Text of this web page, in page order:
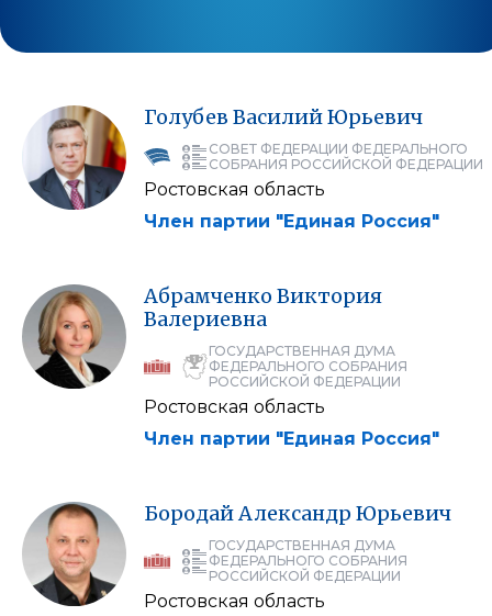
Голубев ВасилийЮрьевич
СОВЕТ ФЕДЕРАЦИИ ФЕДЕРАЛЬНОГО
СОБРАНИЯ РОССИЙСКОЙ ФЕДЕРАЦИИ
Ростовская область
Член партии "Единая Россия"
Абрамченко Виктория
Валериевна
ГОСУДАРСТВЕННАЯ ДУМА
ФЕДЕРАЛЬНОГО СОБРАНИЯ
РОССИЙСКОЙ ФЕДЕРАЦИИ
Ростовская область
Член партии "Единая Россия"
Бородай Александр Юрьевич
ГОСУДАРСТВЕННАЯ ДУМА
ФЕДЕРАЛЬНОГО СОБРАНИЯ
РОССИЙСКОЙ ФЕДЕРАЦИИ
Ростовская область